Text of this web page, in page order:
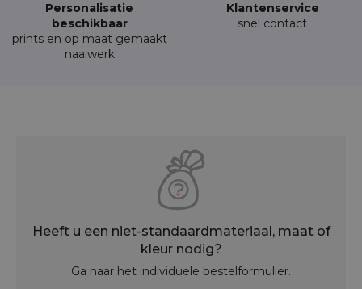
Personalisatie
beschikbaar
prints en op maat gemaakt
naaiwerk
Klantenservice
snel contact
Heeft u een niet-standaardmateriaal, maat of
kleur nodig?
Ga naar het individuele bestelformulier.